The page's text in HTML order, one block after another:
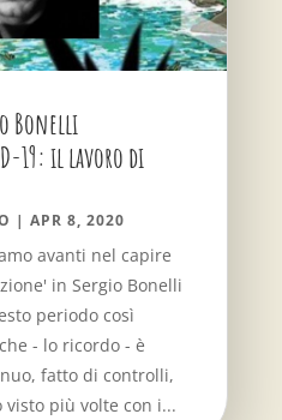
Bonelli
19: il lavoro di
| APR 8, 2020
avanti nel capire
in Sergio Bonelli
periodo così
- lo ricordo - è
fatto di controlli,
più volte con i...